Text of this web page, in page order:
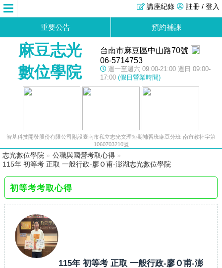
註冊 / 登入
講座紀錄
重要公告 預約補課
麻豆志光
數位學院
台南市麻豆區中山路70號
06-5714753
週一至週六 09:00-21:00 週日 09:00-
17:00 (假日營業時間)
智基科技開發股份有限公司附設臺南市私立志光文理短期補習班麻豆分班-南市教社字第
1060703210號
志光數位學院 » 公職與國營考取心得 »
115年 初等考 正取 一般行政-廖Ｏ甫-澎湖志光數位學院
初等考考取心得
115年 初等考 正取 一般行政-廖Ｏ甫-澎